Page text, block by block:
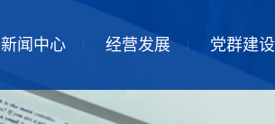
新闻中心 经营发展 党群建设